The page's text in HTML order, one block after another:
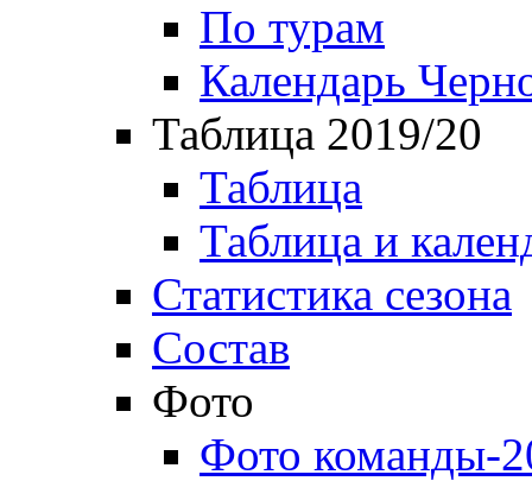
По турам
Календарь
Таблица 2019/20
Таблица
Таблица и
Статистика сезона
Состав
Фото
Фото команды-